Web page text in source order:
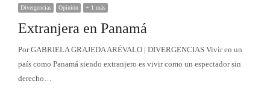
Divergencias Opinión + 1 más
Extranjera en Panamá
Por GABRIELA GRAJEDA ARÉVALO | DIVERGENCIAS Vivir en un
país como Panamá siendo extranjero es vivir como un espectador sin
derecho…